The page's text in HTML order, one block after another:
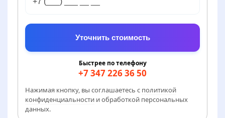
Проверка сетевого фильтра, кнопки и
Уточнить стоимость
Быстрее по телефону
+7 347 226 36 50
Нажимая кнопку, вы соглашаетесь с политикой
конфиденциальности и обработкой персональных
данных.